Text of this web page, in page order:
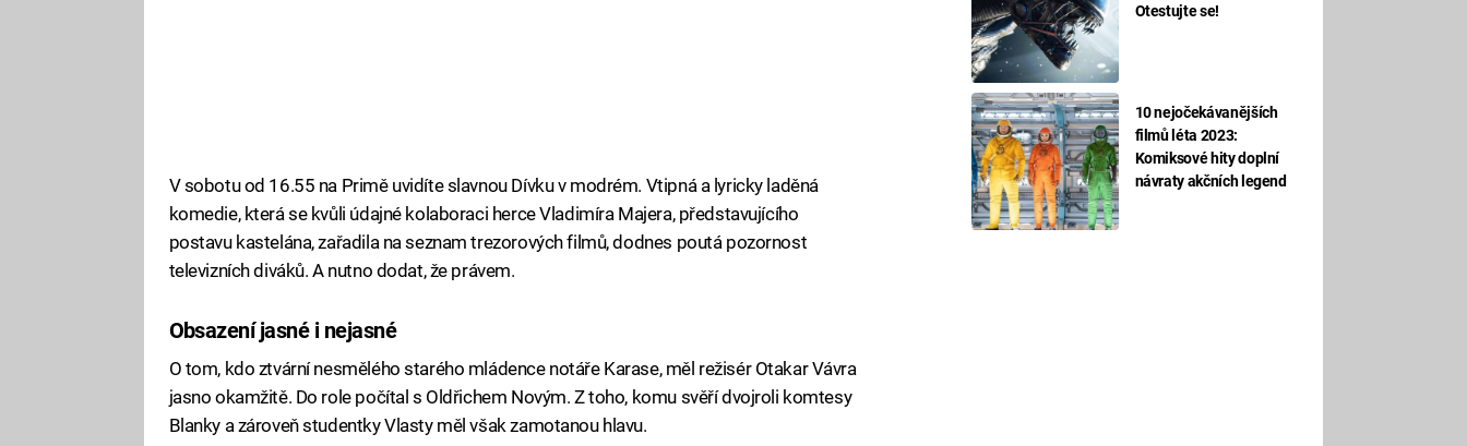
Otestujte se!
10 nejočekávanějších
filmů léta 2023:
Komiksové hity doplní
návraty akčních legend
V sobotu od 16.55 na Primě uvidíte slavnou Dívku v modrém. Vtipná a lyricky laděná
komedie, která se kvůli údajné kolaboraci herce Vladimíra Majera, představujícího
postavu kastelána, zařadila na seznam trezorových filmů, dodnes poutá pozornost
televizních diváků. A nutno dodat, že právem.
Obsazení jasné i nejasné
O tom, kdo ztvární nesmělého starého mládence notáře Karase, měl režisér Otakar Vávra
jasno okamžitě. Do role počítal s Oldřichem Novým. Z toho, komu svěří dvojroli komtesy
Blanky a zároveň studentky Vlasty měl však zamotanou hlavu.